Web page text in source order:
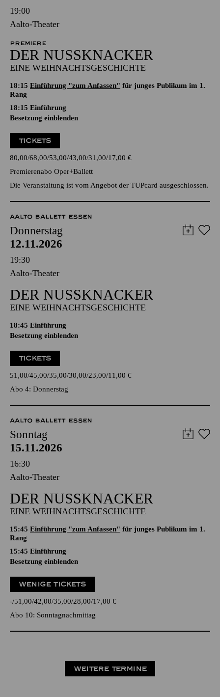
19:00
Aalto-Theater
PREMIERE
DER NUSSKNACKER
EINE WEIHNACHTSGESCHICHTE
18:15 Einführung "zum Anfassen" für junges Publikum im 1.
Rang
18:15 Einführung
Besetzung einblenden
TICKETS
80,00 68,00 53,00 43,00 31,00 17,00 €
Premierenabo Oper+Ballett
Die Veranstaltung ist vom Angebot der TUPcard ausgeschlossen.
AALTO BALLETT ESSEN
Donnerstag
12.11.2026
19:30
Aalto-Theater
DER NUSSKNACKER
EINE WEIHNACHTSGESCHICHTE
18:45 Einführung
Besetzung einblenden
TICKETS
51,00 45,00 35,00 30,00 23,00 11,00 €
Abo 4: Donnerstag
AALTO BALLETT ESSEN
Sonntag
15.11.2026
16:30
Aalto-Theater
DER NUSSKNACKER
EINE WEIHNACHTSGESCHICHTE
15:45 Einführung "zum Anfassen" für junges Publikum im 1.
Rang
15:45 Einführung
Besetzung einblenden
WENIGE TICKETS
- 51,00 42,00 35,00 28,00 17,00 €
Abo 10: Sonntagnachmittag
WEITERE TERMINE